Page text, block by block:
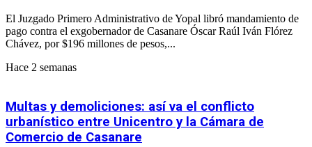
El Juzgado Primero Administrativo de Yopal libró mandamiento de
pago contra el exgobernador de Casanare Óscar Raúl Iván Flórez
Chávez, por $196 millones de pesos,...
Hace 2 semanas
Multas y demoliciones: así va el conflicto
urbanístico entre Unicentro y la Cámara de
Comercio de Casanare